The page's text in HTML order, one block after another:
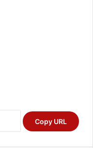
Copy URL